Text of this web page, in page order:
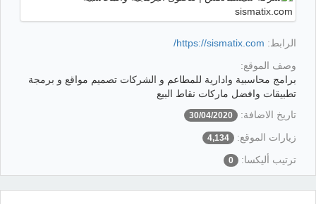
الرابط: https://sismatix.com/
وصف الموقع:
برامج محاسبية وادارية للمطاعم و الشركات تصميم مواقع و برمجة
تطبيقات وافضل ماركات نقاط البيع
تاريخ الاضافة:
30/04/2020
زيارات الموقع: 4,134
ترتيب أليكسا: 0